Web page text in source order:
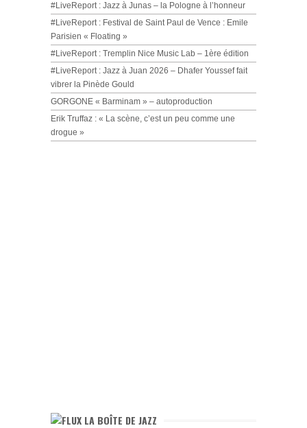
#LiveReport : Jazz à Junas – la Pologne à l’honneur
#LiveReport : Festival de Saint Paul de Vence : Emile
Parisien « Floating »
#LiveReport : Tremplin Nice Music Lab – 1ère édition
#LiveReport : Jazz à Juan 2026 – Dhafer Youssef fait
vibrer la Pinède Gould
GORGONE « Barminam » – autoproduction
Erik Truffaz : « La scène, c’est un peu comme une
drogue »
LA BOÎTE DE JAZZ